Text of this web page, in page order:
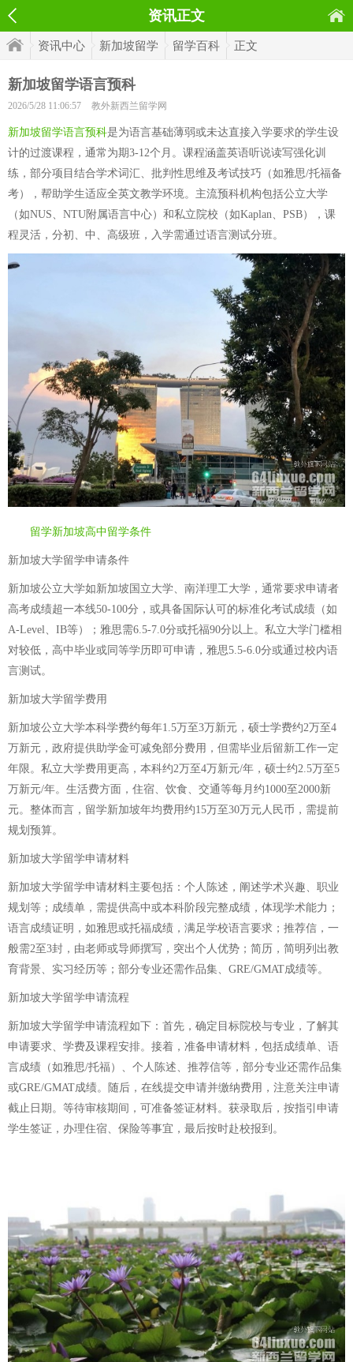
资讯正文
资讯中心 新加坡留学 留学百科 正文
新加坡留学语言预科
2026/5/28 11:06:57 教外新西兰留学网
新加坡留学语言预科是为语言基础薄弱或未达直接入学要求的学生设
计的过渡课程，通常为期3-12个月。课程涵盖英语听说读写强化训
练，部分项目结合学术词汇、批判性思维及考试技巧（如雅思/托福备
考），帮助学生适应全英文教学环境。主流预科机构包括公立大学
（如NUS、NTU附属语言中心）和私立院校（如Kaplan、PSB），课
程灵活，分初、中、高级班，入学需通过语言测试分班。
留学新加坡高中留学条件
新加坡大学留学申请条件
新加坡公立大学如新加坡国立大学、南洋理工大学，通常要求申请者
高考成绩超一本线50-100分，或具备国际认可的标准化考试成绩（如
A-Level、IB等）；雅思需6.5-7.0分或托福90分以上。私立大学门槛相
对较低，高中毕业或同等学历即可申请，雅思5.5-6.0分或通过校内语
言测试。
新加坡大学留学费用
新加坡公立大学本科学费约每年1.5万至3万新元，硕士学费约2万至4
万新元，政府提供助学金可减免部分费用，但需毕业后留新工作一定
年限。私立大学费用更高，本科约2万至4万新元/年，硕士约2.5万至5
万新元/年。生活费方面，住宿、饮食、交通等每月约1000至2000新
元。整体而言，留学新加坡年均费用约15万至30万元人民币，需提前
规划预算。
新加坡大学留学申请材料
新加坡大学留学申请材料主要包括：个人陈述，阐述学术兴趣、职业
规划等；成绩单，需提供高中或本科阶段完整成绩，体现学术能力；
语言成绩证明，如雅思或托福成绩，满足学校语言要求；推荐信，一
般需2至3封，由老师或导师撰写，突出个人优势；简历，简明列出教
育背景、实习经历等；部分专业还需作品集、GRE/GMAT成绩等。
新加坡大学留学申请流程
新加坡大学留学申请流程如下：首先，确定目标院校与专业，了解其
申请要求、学费及课程安排。接着，准备申请材料，包括成绩单、语
言成绩（如雅思/托福）、个人陈述、推荐信等，部分专业还需作品集
或GRE/GMAT成绩。随后，在线提交申请并缴纳费用，注意关注申请
截止日期。等待审核期间，可准备签证材料。获录取后，按指引申请
学生签证，办理住宿、保险等事宜，最后按时赴校报到。